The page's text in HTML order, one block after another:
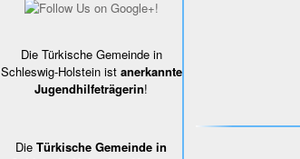
Die Türkische Gemeinde in
Schleswig-Holstein ist anerkannte
Jugendhilfeträgerin!
Die Türkische Gemeinde in